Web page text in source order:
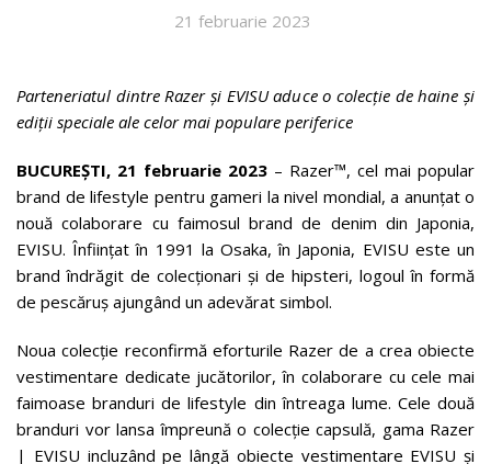
21 februarie 2023
Parteneriatul dintre Razer și EVISU aduce o colecție de haine și
ediții speciale ale celor mai populare periferice
BUCUREȘTI, 21 februarie 2023 – Razer™, cel mai popular
brand de lifestyle pentru gameri la nivel mondial, a anunțat o
nouă colaborare cu faimosul brand de denim din Japonia,
EVISU. Înființat în 1991 la Osaka, în Japonia, EVISU este un
brand îndrăgit de colecționari și de hipsteri, logoul în formă
de pescăruș ajungând un adevărat simbol.
Noua colecție reconfirmă eforturile Razer de a crea obiecte
vestimentare dedicate jucătorilor, în colaborare cu cele mai
faimoase branduri de lifestyle din întreaga lume. Cele două
branduri vor lansa împreună o colecție capsulă, gama Razer
| EVISU incluzând pe lângă obiecte vestimentare EVISU și